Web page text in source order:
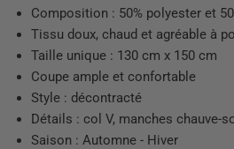
Composition : 50% polyester et
Tissu doux, chaud et agréable à
Taille unique : 130 cm x 150 cm
Coupe ample et confortable
Style : décontracté
Détails : col V, manches chauve-
Saison : Automne - Hiver